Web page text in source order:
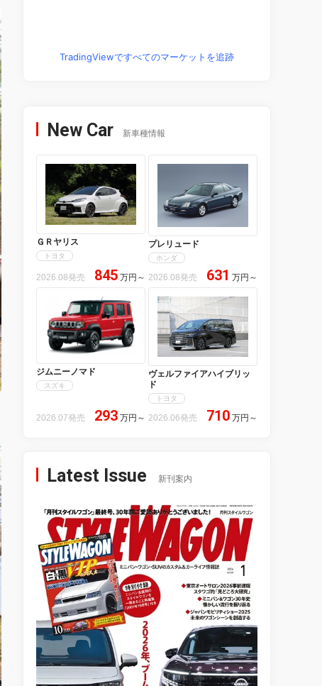
TradingViewですべてのマーケットを追跡
New Car 新車種情報
ＧＲヤリス
トヨタ
2026.08発売 845 万円 ～
プレリュード
ホンダ
2026.08発売 631 万円 ～
ジムニーノマド
スズキ
2026.07発売 293 万円 ～
ヴェルファイアハイブリッ
ド
トヨタ
2026.06発売 710 万円 ～
Latest Issue 新刊案内